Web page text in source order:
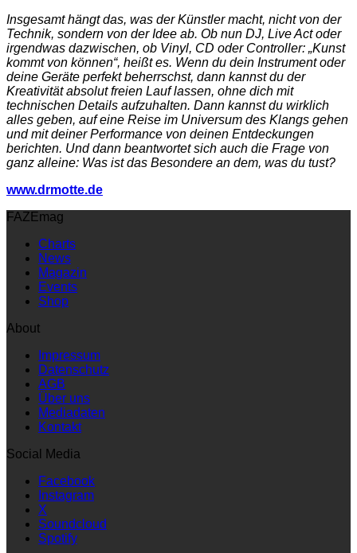
Insgesamt hängt das, was der Künstler macht, nicht von der
Technik, sondern von der Idee ab. Ob nun DJ, Live Act oder
irgendwas dazwischen, ob Vinyl, CD oder Controller: „Kunst
kommt von können“, heißt es. Wenn du dein Instrument oder
deine Geräte perfekt beherrschst, dann kannst du der
Kreativität absolut freien Lauf lassen, ohne dich mit
technischen Details aufzuhalten. Dann kannst du wirklich
alles geben, auf eine Reise im Universum des Klangs gehen
und mit deiner Performance von deinen Entdeckungen
berichten. Und dann beantwortet sich auch die Frage von
ganz alleine: Was ist das Besondere an dem, was du tust?
www.drmotte.de
FAZEmag
Charts
News
Magazin
Events
Shop
About
Impressum
Datenschutz
AGB
Über uns
Mediadaten
Kontakt
Social Media
Facebook
Instagram
X
Soundcloud
Spotify